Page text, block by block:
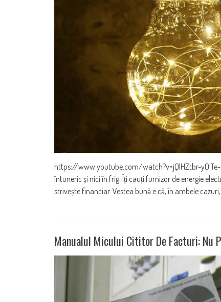
https://www.youtube.com/watch?v=jQlHZtbr-yQ
întuneric și nici în frig. Îți cauți furnizor de energie
strivește financiar. Vestea bună e că, în ambele
Manualul Micului Cititor De Facturi: Nu